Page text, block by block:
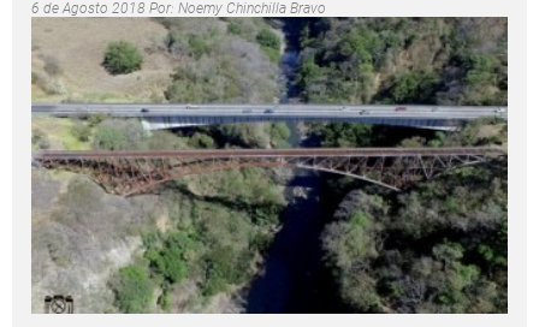
6 de Agosto 2018 Por: Noemy Chinchilla Bravo